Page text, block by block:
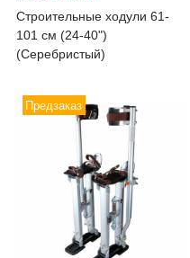
Строительные ходули 61-
101 см (24-40")
(Серебристый)
Предзаказ